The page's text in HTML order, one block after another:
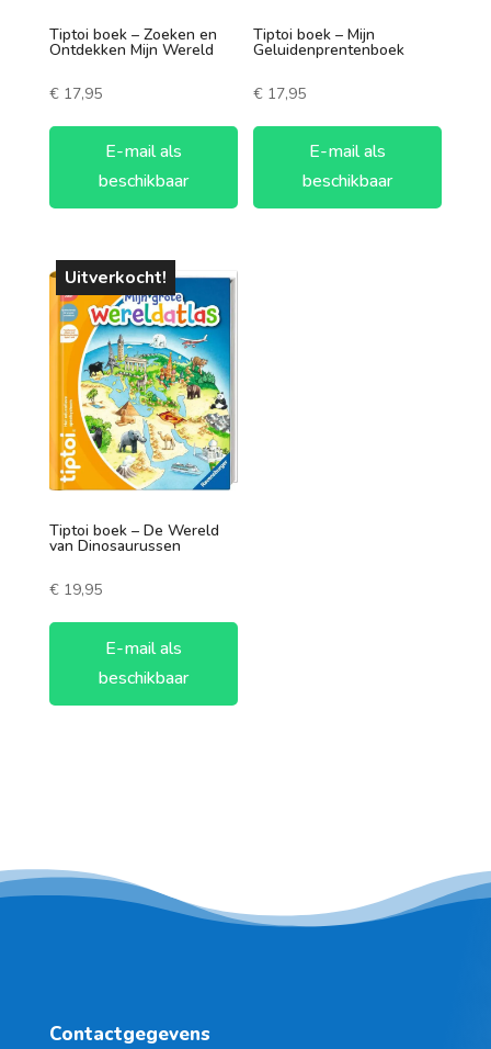
Tiptoi boek – Zoeken en
Ontdekken Mijn Wereld
€17,95
E-mail als
beschikbaar
Tiptoi boek – Mijn
Geluidenprentenboek
€ 17,95
E-mail als
beschikbaar
Uitverkocht!
Tiptoi boek – De Wereld
van Dinosaurussen
€19,95
E-mail als
beschikbaar
Contactgegevens